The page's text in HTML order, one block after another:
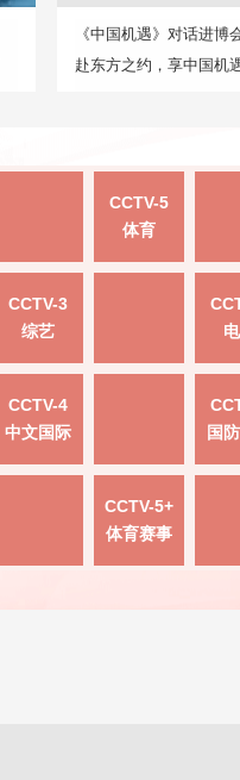
《中国机遇》对话进博
赴东方之约，享中国机
CCTV-5
体育
CCTV-3
综艺
CCTV-4
中文国际
国
CCTV-5+
体育赛事